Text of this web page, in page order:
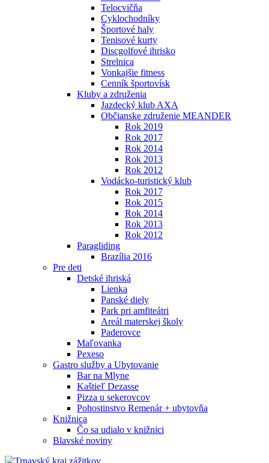
Telocvičňa
Cyklochodníky
Športové haly
Tenisové kurty
Discgolfové ihrisko
Strelnica
Vonkajšie fitness
Cenník športovísk
Kluby a združenia
Jazdecký klub AXA
Občianske združenie MEANDER
Rok 2019
Rok 2017
Rok 2014
Rok 2013
Rok 2012
Vodácko-turistický klub
Rok 2017
Rok 2015
Rok 2014
Rok 2013
Rok 2012
Paragliding
Brazília 2016
Pre deti
Detské ihriská
Lienka
Panské diely
Park pri amfiteátri
Areál materskej školy
Paderovce
Maľovanka
Pexeso
Gastro služby a Ubytovanie
Bar na Mlyne
Kaštieľ Dezasse
Pizza u sekerovcov
Pohostinstvo Remenár + ubytovňa
Knižnica
Čo sa udialo v knižnici
Blavské noviny